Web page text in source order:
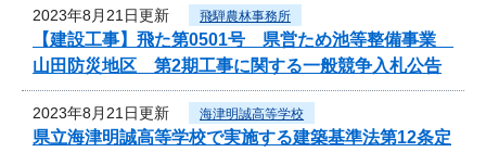
2023年8月21日更新 飛騨農林事務所
【建設工事】飛た第0501号 県営ため池等整備事業
山田防災地区 第2期工事に関する一般競争入札公告
2023年8月21日更新 海津明誠高等学校
県立海津明誠高等学校で実施する建築基準法第12条定